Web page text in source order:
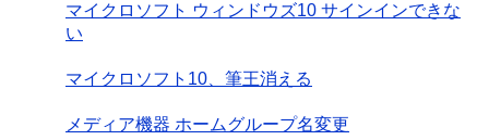
マイクロソフト ウィンドウズ10 サインインできな
い
マイクロソフト10、筆王消える
メディア機器 ホームグループ名変更